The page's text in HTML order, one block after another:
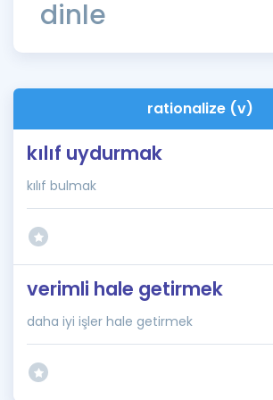
Kampanyalar
İngilizce Gramer
dinle
rationalize (v)
kılıf uydurmak
kılıf bulmak
verimli hale getirmek
daha iyi işler hale getirmek